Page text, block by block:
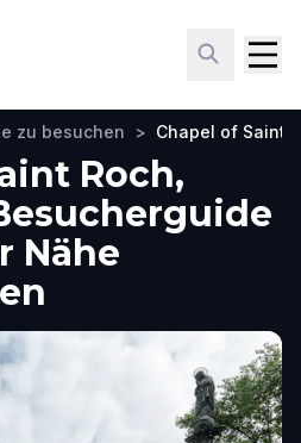
zu besuchen > Chapel of Saint
Roch,
Nähe